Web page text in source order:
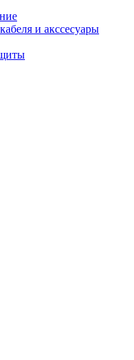
и акссесуары